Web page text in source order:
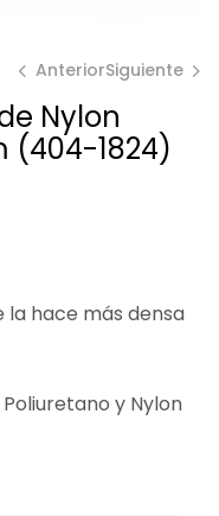
Anterior
$ 113.40
Siguiente
$ 62.41
Nylon
(404-1824)
la hace más densa
y Nylon